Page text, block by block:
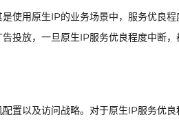
使用原生IP的业务场景中，服务优良
投放，一旦原生IP服务优良程度中断
置以及访问战略。对于原生IP服务优